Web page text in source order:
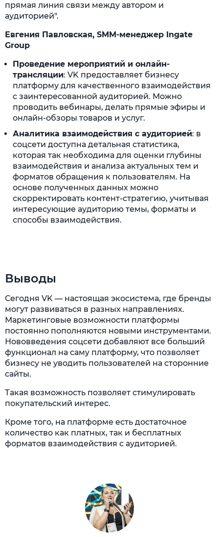
прямая линия связи между автором и
аудиторией".
Евгения Павловская, SMM-менеджер Ingate
Group
Проведение мероприятий и онлайн-
трансляции: VK предоставляет бизнесу
платформу для качественного взаимодействия
с заинтересованной аудиторией. Можно
проводить вебинары, делать прямые эфиры и
онлайн-обзоры товаров и услуг.
Аналитика взаимодействия с аудиторией: в
соцсети доступна детальная статистика,
которая так необходима для оценки глубины
взаимодействия и анализа актуальных тем и
форматов обращения к пользователям. На
основе полученных данных можно
скорректировать контент-стратегию, учитывая
интересующие аудиторию темы, форматы и
способы взаимодействия.
Выводы
Сегодня VK — настоящая экосистема, где бренды
могут развиваться в разных направлениях.
Маркетинговые возможности платформы
постоянно пополняются новыми инструментами.
Нововведения соцсети добавляют все больший
функционал на саму платформу, что позволяет
бизнесу не уводить пользователей на сторонние
сайты.
Такая возможность позволяет стимулировать
покупательский интерес.
Кроме того, на платформе есть достаточное
количество как платных, так и бесплатных
форматов взаимодействия с аудиторией.